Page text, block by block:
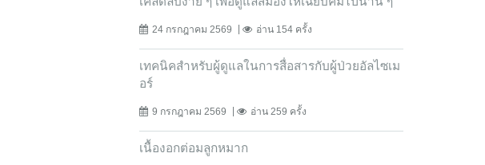
24 กรกฎาคม 2569 อ่าน 154 ครั้ง
เทคนิคสำหรับผู้ดูแลในการสื่อสารกับผู้ป่วยอัลไซเม
อร์
9 กรกฎาคม 2569 อ่าน 259 ครั้ง
เนื้องอกต่อมลูกหมาก